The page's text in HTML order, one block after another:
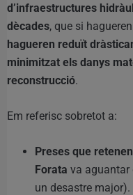
d’infraestructures
dècades, que si
hagueren reduït
minimitzat els danys
reconstrucció.
Em referisc sobretot a:
Preses que
Forata va aguantar
un desastre major).